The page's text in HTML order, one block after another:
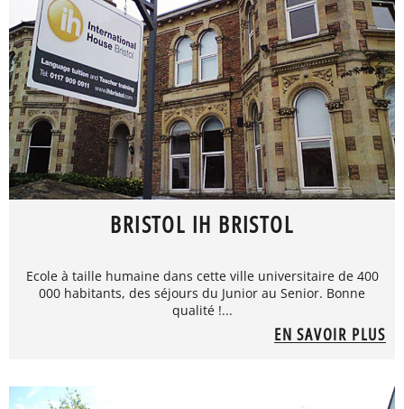
BRISTOL IH BRISTOL
Ecole à taille humaine dans cette ville universitaire de 400
000 habitants, des séjours du Junior au Senior. Bonne
qualité !...
EN SAVOIR PLUS